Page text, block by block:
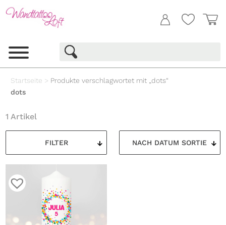
Startseite > Produkte verschlagwortet mit „dots“
dots
FILTER
1 Artikel